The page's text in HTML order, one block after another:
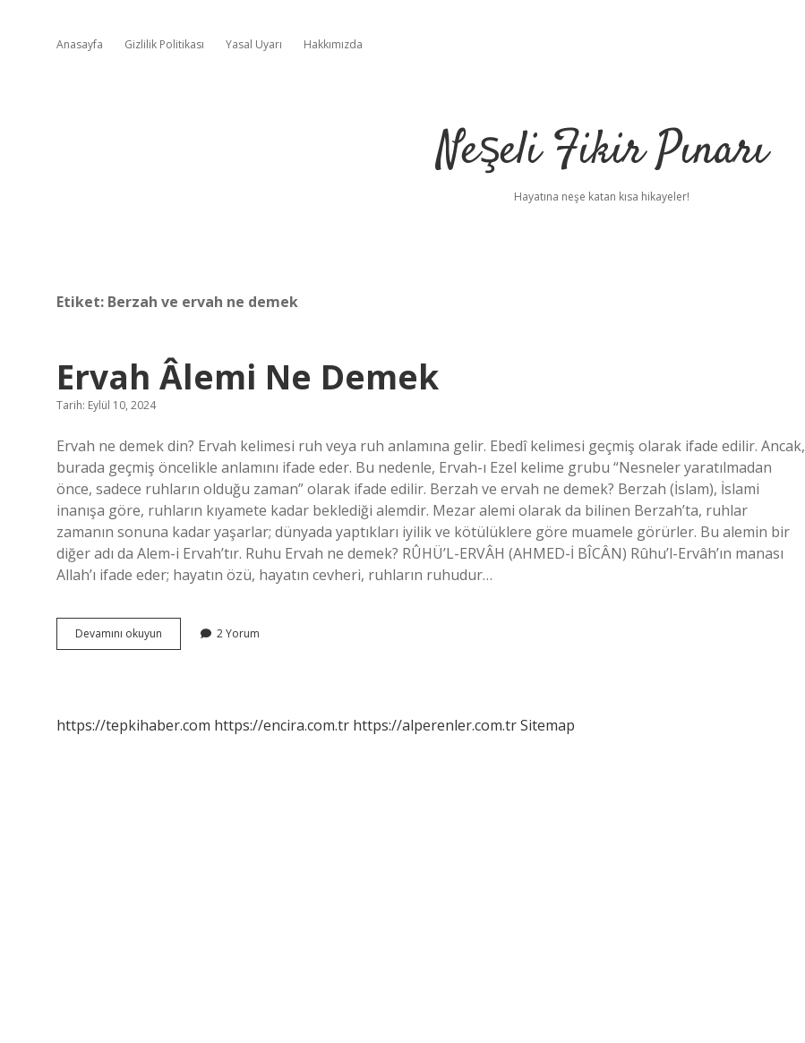
Anasayfa Gizlilik Politikası Yasal Uyarı Hakkımızda
Neşeli Fikir Pınarı
Hayatına neşe katan kısa hikayeler!
Etiket: Berzah ve ervah ne demek
Ervah Âlemi Ne Demek
Tarih: Eylül 10, 2024
Ervah ne demek din? Ervah kelimesi ruh veya ruh anlamına gelir. Ebedî kelimesi geçmiş olarak ifade edilir. Ancak,
burada geçmiş öncelikle anlamını ifade eder. Bu nedenle, Ervah-ı Ezel kelime grubu “Nesneler yaratılmadan
önce, sadece ruhların olduğu zaman” olarak ifade edilir. Berzah ve ervah ne demek? Berzah (İslam), İslami
inanışa göre, ruhların kıyamete kadar beklediği alemdir. Mezar alemi olarak da bilinen Berzah’ta, ruhlar
zamanın sonuna kadar yaşarlar; dünyada yaptıkları iyilik ve kötülüklere göre muamele görürler. Bu alemin bir
diğer adı da Alem-i Ervah’tır. Ruhu Ervah ne demek? RÛHÜ’L-ERVÂH (AHMED-İ BÎCȂN) Rûhu’l-Ervâh’ın manası
Allah’ı ifade eder; hayatın özü, hayatın cevheri, ruhların ruhudur…
Devamını okuyun
Âlemi
2 Yorum
https://tepkihaber.com https://encira.com.tr https://alperenler.com.trSitemap